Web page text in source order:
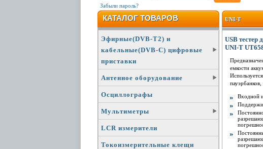
Забыли пароль?
КАТАЛОГ ТОВАРОВ
Эфирные(DVB-T2) и
кабельные(DVB-C) цифровые
приставки
Антенное оборудование
Осциллографы
Мультиметры
LCR измерители
Токоизмерительные клещи
UNI-T
USB тестер
UNI-T
емкости
Входной